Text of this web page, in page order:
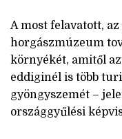
A most felavatott,
horgászmúzeum
környékét, amitől
eddiginél is több
gyöngyszemét –
országgyűlési